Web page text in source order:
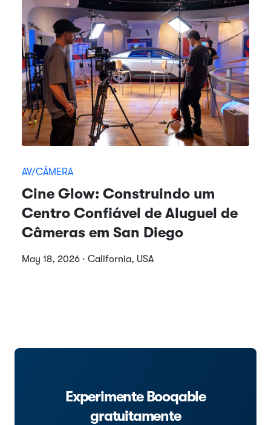
AV/CÂMERA
Cine Glow: Construindo um
Centro Confiável de Aluguel de
Câmeras em San Diego
May 18, 2026 · California, USA
Experimente Booqable
gratuitamente